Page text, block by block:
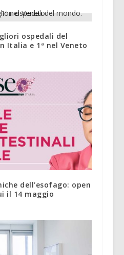
ospedali del
Italia e 1ª nel Veneto
dell’esofago: open
il 14 maggio